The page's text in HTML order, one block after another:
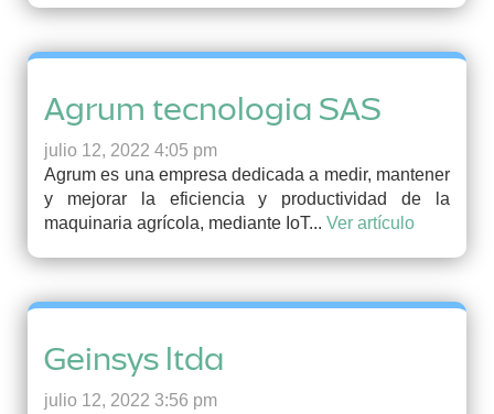
Agrum tecnologia SAS
julio 12, 2022 4:05 pm
Agrum es una empresa dedicada a medir, mantener
y mejorar la eficiencia y productividad de la
maquinaria agrícola, mediante IoT... Ver artículo
Geinsys ltda
julio 12, 2022 3:56 pm